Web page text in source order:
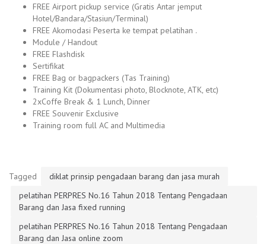
FREE Airport pickup service (Gratis Antar jemput
Hotel/Bandara/Stasiun/Terminal)
FREE Akomodasi Peserta ke tempat pelatihan .
Module / Handout
FREE Flashdisk
Sertifikat
FREE Bag or bagpackers (Tas Training)
Training Kit (Dokumentasi photo, Blocknote, ATK, etc)
2xCoffe Break & 1 Lunch, Dinner
FREE Souvenir Exclusive
Training room full AC and Multimedia
Tagged
diklat prinsip pengadaan barang dan jasa murah
pelatihan PERPRES No.16 Tahun 2018 Tentang Pengadaan
Barang dan Jasa fixed running
pelatihan PERPRES No.16 Tahun 2018 Tentang Pengadaan
Barang dan Jasa online zoom